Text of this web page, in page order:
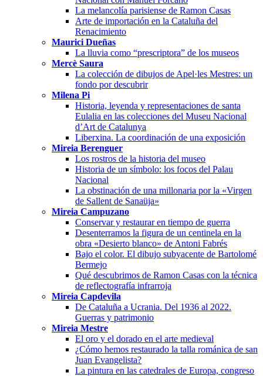
La melancolía parisiense de Ramon Casas
Arte de importación en la Cataluña del
Renacimiento
Maurici Dueñas
La lluvia como “prescriptora” de los museos
Mercè Saura
La colección de dibujos de Apel·les Mestres: un
fondo por descubrir
Milena Pi
Historia, leyenda y representaciones de santa
Eulalia en las colecciones del Museu Nacional
d’Art de Catalunya
Liberxina. La coordinación de una exposición
Mireia Berenguer
Los rostros de la historia del museo
Historia de un símbolo: los focos del Palau
Nacional
La obstinación de una millonaria por la «Virgen
de Sallent de Sanaüja»
Mireia Campuzano
Conservar y restaurar en tiempo de guerra
Desenterramos la figura de un centinela en la
obra «Desierto blanco» de Antoni Fabrés
Bajo el color. El dibujo subyacente de Bartolomé
Bermejo
Qué descubrimos de Ramon Casas con la técnica
de reflectografía infrarroja
Mireia Capdevila
De Cataluña a Ucrania. Del 1936 al 2022.
Guerras y patrimonio
Mireia Mestre
El oro y el dorado en el arte medieval
¿Cómo hemos restaurado la talla románica de san
Juan Evangelista?
La pintura en las catedrales de Europa, congreso